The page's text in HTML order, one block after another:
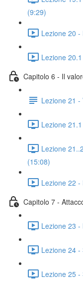
(9:29)
Lezione 20 -
Lezione
Capitolo 6 - Il
Lezione 21 -
Lezione
Lezione
(15:08)
Lezione 22 -
Capitolo 7 -
Lezione 23
Lezione 24
Lezione 25